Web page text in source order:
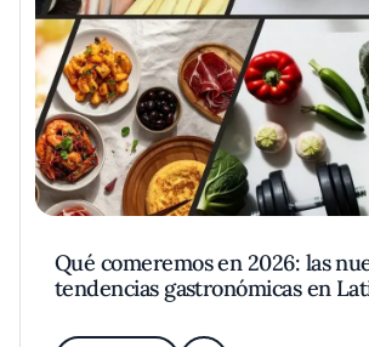
Qué comeremos en 2026: las
tendencias gastronómicas en